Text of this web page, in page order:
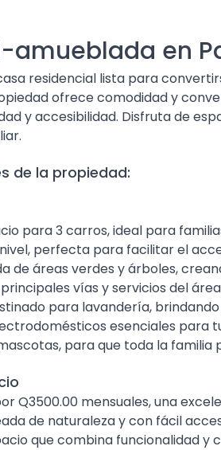
amueblada en
residencial lista para
ofrece comodidad y
y accesibilidad. Disfruta de
de la propiedad:
para 3 carros, ideal para
perfecta para facilitar el
de áreas verdes y árboles,
vías y servicios del
para lavandería,
esenciales para
para que toda la familia
Q3500.00 mensuales, una
de naturaleza y con fácil
que combina funcionalidad y